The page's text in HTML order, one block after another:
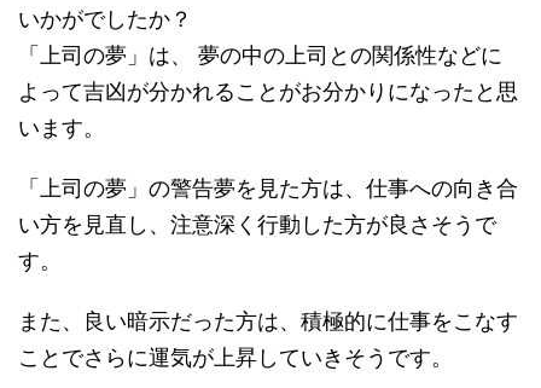
いかがでしたか？
「上司の夢」は、 夢の中の上司との関係性などに
よって吉凶が分かれることがお分かりになったと思
います。
「上司の夢」の警告夢を見た方は、仕事への向き合
い方を見直し、注意深く行動した方が良さそうで
す。
また、良い暗示だった方は、積極的に仕事をこなす
ことでさらに運気が上昇していきそうです。